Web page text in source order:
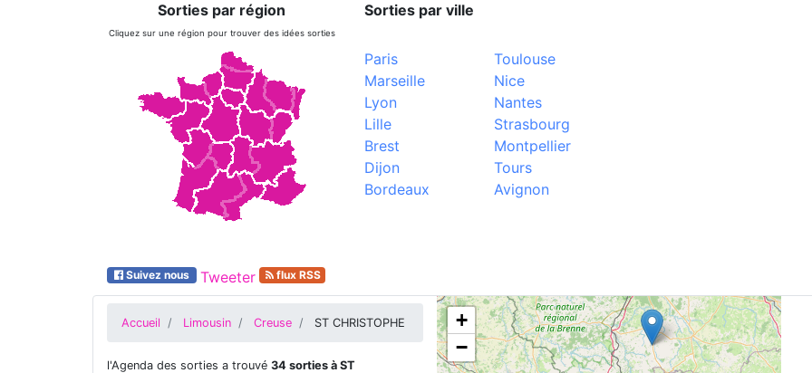
Sorties par région
Cliquez sur une région pour trouver des idées sorties
Sorties par ville
Paris
Marseille
Lyon
Lille
Brest
Dijon
Bordeaux
Toulouse
Nice
Nantes
Strasbourg
Montpellier
Tours
Avignon
Suivez nous Tweeter flux RSS
Accueil Limousin Creuse ST CHRISTOPHE
l'Agenda des sorties a trouvé 34 sorties à ST
+
−